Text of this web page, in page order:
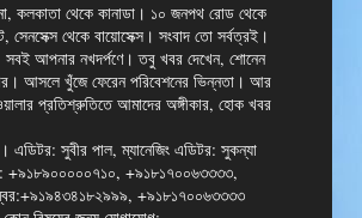
কলকাতা থেকে কানাডা। ১০ জনপথ রোড থেকে
সেনসেক্স থেকে বায়োসেক্স। সংবাদ তো সর্বত্রই।
আপনার নখদর্পণে। তবু খবর দেখেন, শোনেন
আসলে খুঁজে ফেরেন পরিবেশনের ভিন্নতা। আর
প্রতিশ্রুতিতে আমাদের অঙ্গীকার, হোক খবর
সুবীর পাল, ম্যানেজিং এডিটর: সুকন্যা
+৯১৮৯০০০০০৭১০, +৯১৮১৭০০৬৩৩৩৩,
+৯১৮১৭০০৬৩৩৩৩